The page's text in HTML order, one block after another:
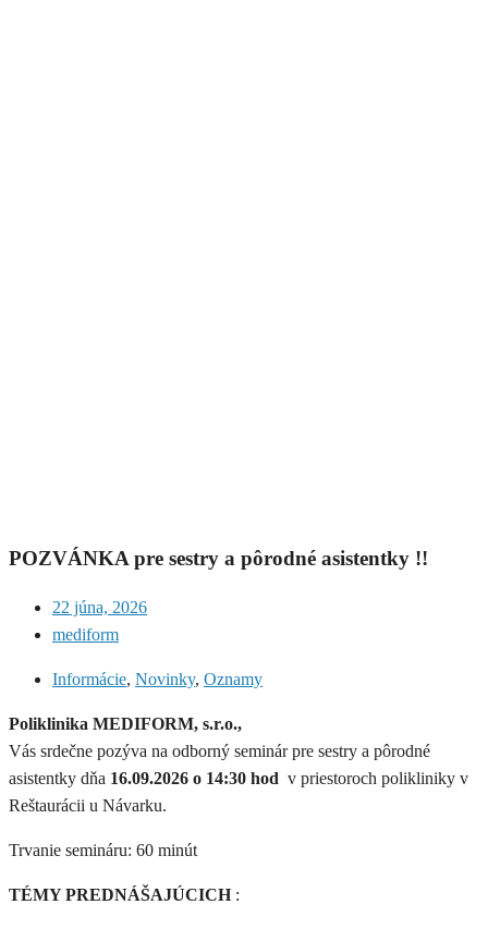
POZVÁNKA pre sestry a pôrodné asistentky !!
22 júna, 2026
mediform
Informácie, Novinky, Oznamy
Poliklinika MEDIFORM, s.r.o.,
Vás srdečne pozýva na odborný seminár pre sestry a pôrodné
asistentky dňa 16.09.2026 o 14:30 hod v priestoroch polikliniky v
Reštaurácii u Návarku.
Trvanie semináru: 60 minút
TÉMY PREDNÁŠAJÚCICH: